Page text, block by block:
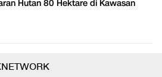
Hutan 80 Hektare di Kawasan